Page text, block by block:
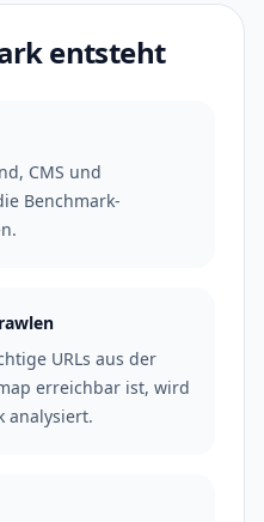
entsteht
CMS und
Benchmark-
URLs aus der
erreichbar ist, wird
analysiert.